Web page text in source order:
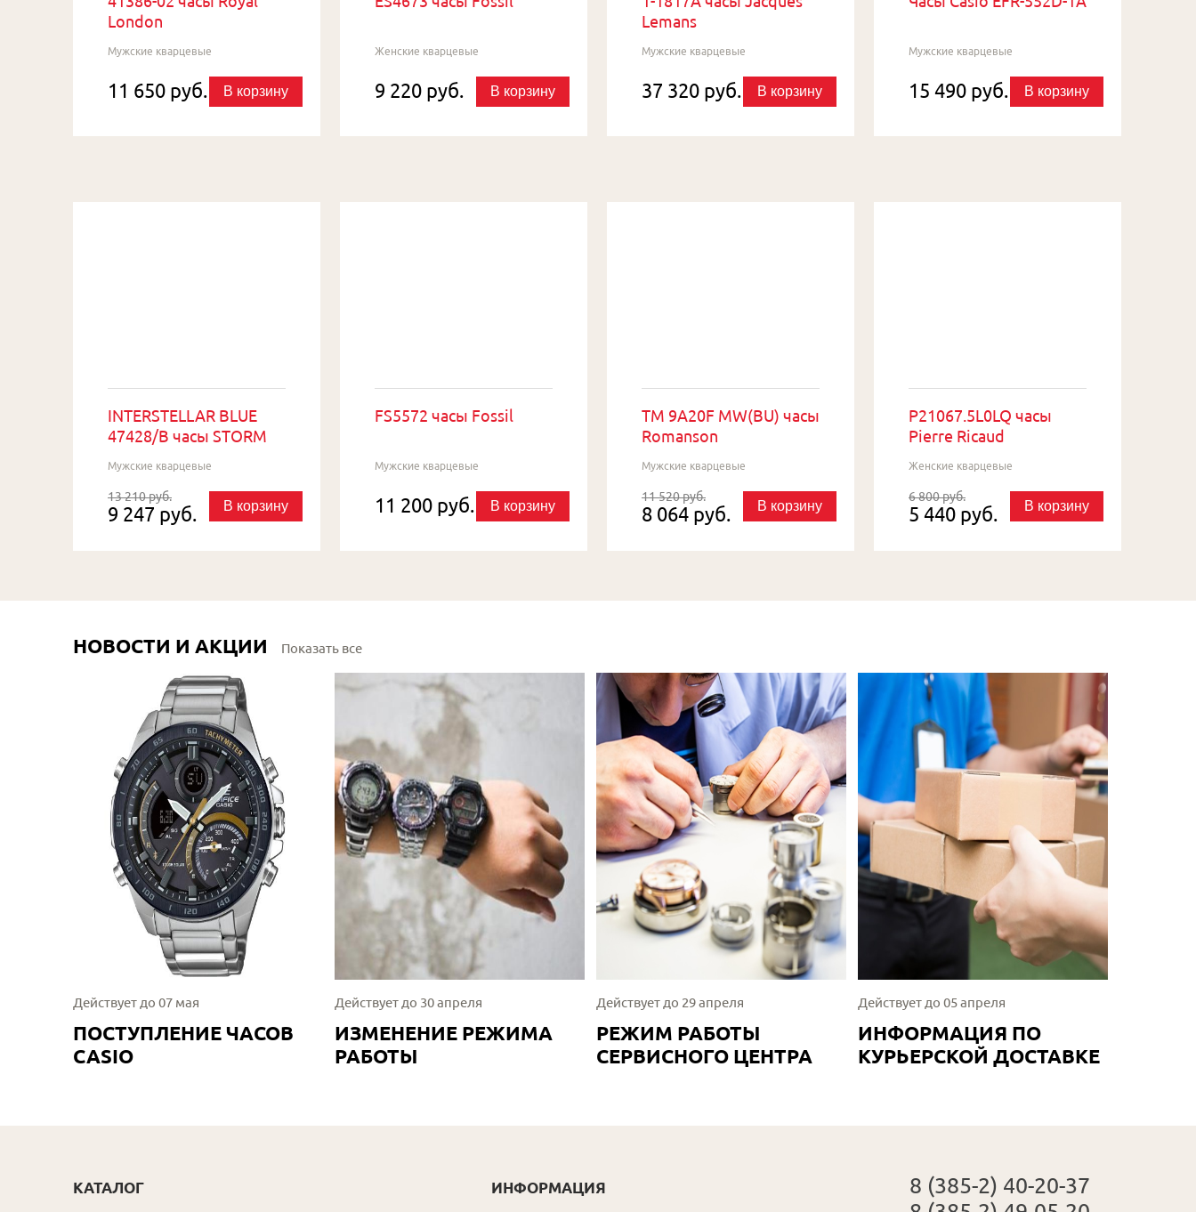
London
Мужские кварцевые
11 650 руб. В корзину
Женские кварцевые
9 220 руб. В корзину
Lemans
Мужские кварцевые
37 320 руб. В корзину
Мужские кварцевые
15 490 руб. В корзину
INTERSTELLAR BLUE
47428/B часы STORM
Мужские кварцевые
13 210 руб.
9 247 руб. В корзину
FS5572 часы Fossil
Мужские кварцевые
11 200 руб. В корзину
TM 9A20F MW(BU) часы
Romanson
Мужские кварцевые
11 520 руб.
8 064 руб. В корзину
P21067.5L0LQ часы
Pierre Ricaud
Женские кварцевые
6 800 руб.
5 440 руб. В корзину
НОВОСТИ И АКЦИИ Показать все
Действует до 07 мая
ПОСТУПЛЕНИЕ ЧАСОВ
CASIO
Действует до 30 апреля
ИЗМЕНЕНИЕ РЕЖИМА
РАБОТЫ
Действует до 29 апреля
РЕЖИМ РАБОТЫ
СЕРВИСНОГО ЦЕНТРА
Действует до 05 апреля
ИНФОРМАЦИЯ ПО
КУРЬЕРСКОЙ ДОСТАВКЕ
КАТАЛОГ ИНФОРМАЦИЯ
8 (385-2) 40-20-37